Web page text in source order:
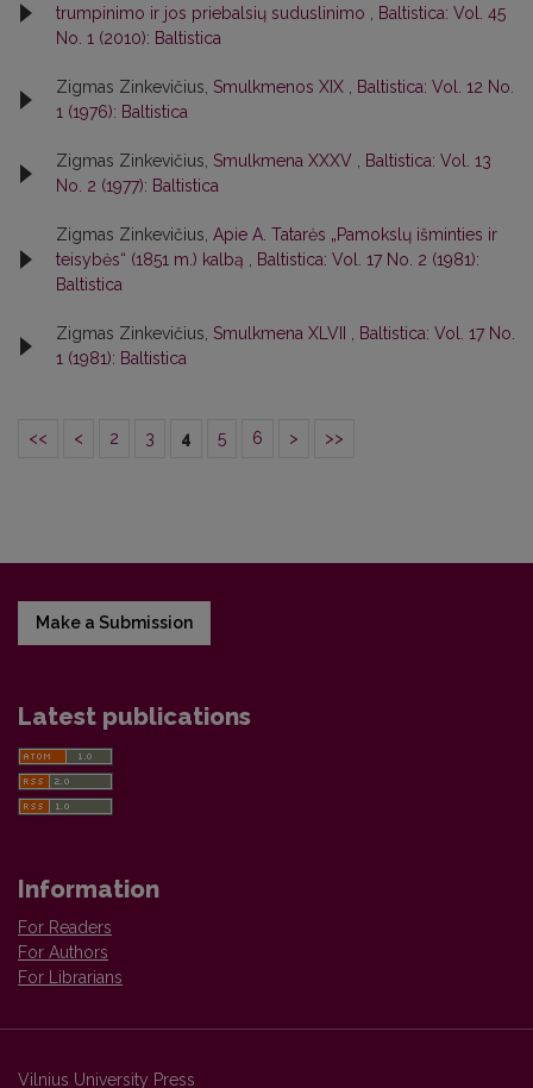
trumpinimo ir jos priebalsių suduslinimo
Baltistica: Vol. 45
No. 1 (2010): Baltistica
Zigmas Zinkevičius, Smulkmenos XIX
Baltistica: Vol. 12 No.
1 (1976): Baltistica
Zigmas Zinkevičius, Smulkmena XXXV
Baltistica: Vol. 13
No. 2 (1977): Baltistica
Zigmas Zinkevičius, Apie A. Tatarės „Pamokslų išminties ir
teisybės“ (1851 m.) kalbą
Baltistica: Vol. 17 No. 2 (1981):
Baltistica
Zigmas Zinkevičius, Smulkmena XLVII
Baltistica: Vol. 17 No.
1 (1981): Baltistica
<< < 2 3 4 5 6 > >>
Make a Submission
Latest publications
Information
For Readers
For Authors
For Librarians
Vilnius University Press